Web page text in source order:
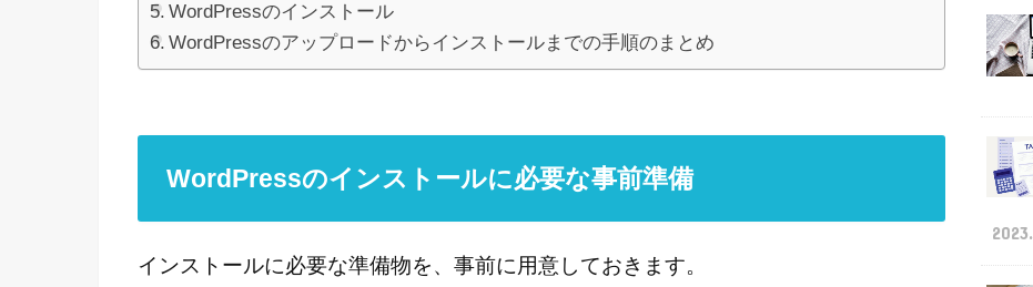
WordPressのインストール
WordPressのアップロードからインストールまでの手順のまとめ
WordPressのインストールに必要な事前準備
インストールに必要な準備物を、事前に用意しておきます。